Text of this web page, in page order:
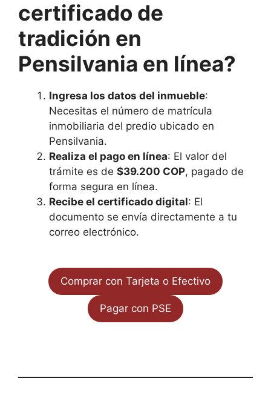
certificado de
tradición en
Pensilvania en línea?
Ingresa los datos del inmueble:
Necesitas el número de matrícula
inmobiliaria del predio ubicado en
Pensilvania.
Realiza el pago en línea: El valor del
trámite es de $39.200 COP, pagado de
forma segura en línea.
Recibe el certificado digital: El
documento se envía directamente a tu
correo electrónico.
Comprar con Tarjeta o Efectivo
Pagar con PSE